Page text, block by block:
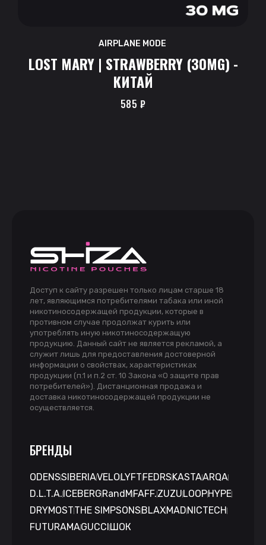
AIRPLANE MODE
LOST MARY | STRAWBERRY (30MG) -
КИТАЙ
585 ₽
Доступ к сайту разрешен только лицам старше 18
лет, являющимся потребителями табака или иной
никотиносодержащей продукции, которые в
противном случае продолжат курить или
употреблять иную никотиносодержащую
продукцию. Данный сайт не является рекламой, а
служит лишь для предоставления достоверной
информации о свойствах, характеристиках
продукции (п.1 и п.2 ст. 10 Закона «О защите прав
потребителей»). Дистанционная продажа и
доставка никотиносодержащей продукции не
осуществляется.
БРЕНДЫ
ODENSSIBERIAVELO LYFT FEDRS KASTAARQA
D.L.T.A. ICEBERG RandM FAFF.ZUZU LOOPHYPE
DRYMOSTTHE SIMPSONS BLAXMAD NICTECH
FUTURAMAGUCCI ШОК